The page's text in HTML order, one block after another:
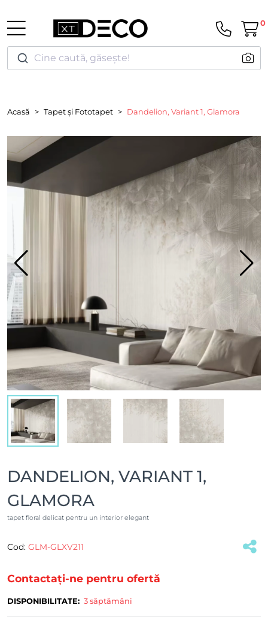
Cine caută, găsește!
0
Acasă Tapet și Fototapet Dandelion, Variant 1, Glamora
DANDELION, VARIANT 1,
GLAMORA
tapet floral delicat pentru un interior elegant
Cod: GLM-GLXV211
Contactați-ne pentru ofertă
DISPONIBILITATE: 3 săptămâni